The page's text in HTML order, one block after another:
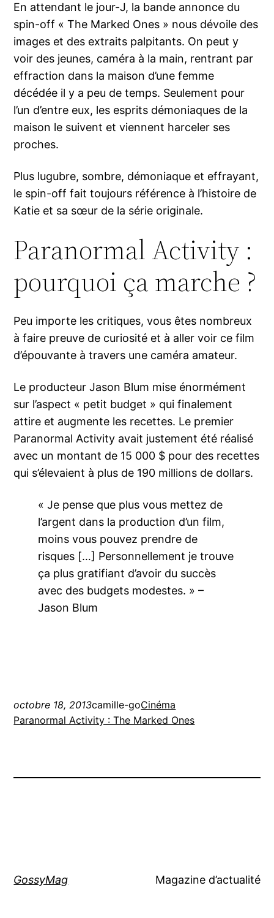
En attendant le jour-J, la bande annonce du
spin-off « The Marked Ones » nous dévoile des
images et des extraits palpitants. On peut y
voir des jeunes, caméra à la main, rentrant par
effraction dans la maison d’une femme
décédée il y a peu de temps. Seulement pour
l’un d’entre eux, les esprits démoniaques de la
maison le suivent et viennent harceler ses
proches.
Plus lugubre, sombre, démoniaque et effrayant,
le spin-off fait toujours référence à l’histoire de
Katie et sa sœur de la série originale.
Paranormal Activity :
pourquoi ça marche ?
Peu importe les critiques, vous êtes nombreux
à faire preuve de curiosité et à aller voir ce film
d’épouvante à travers une caméra amateur.
Le producteur Jason Blum mise énormément
sur l’aspect « petit budget » qui finalement
attire et augmente les recettes. Le premier
Paranormal Activity avait justement été réalisé
avec un montant de 15 000 $ pour des recettes
qui s’élevaient à plus de 190 millions de dollars.
« Je pense que plus vous mettez de
l’argent dans la production d’un film,
moins vous pouvez prendre de
risques […] Personnellement je trouve
ça plus gratifiant d’avoir du succès
avec des budgets modestes. » –
Jason Blum
octobre 18, 2013camille-goCinéma
Paranormal Activity : The Marked Ones
GossyMag Magazine d’actualité